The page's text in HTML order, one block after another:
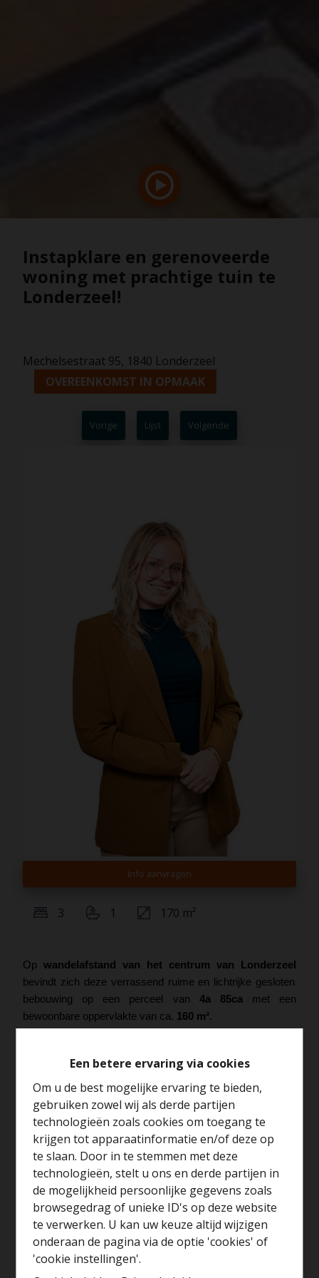
Een betere ervaring via cookies
Om u de best mogelijke ervaring te bieden,
gebruiken zowel wij als derde partijen
technologieën zoals cookies om toegang te
krijgen tot apparaatinformatie en/of deze op
te slaan. Door in te stemmen met deze
technologieën, stelt u ons en derde partijen in
de mogelijkheid persoonlijke gegevens zoals
browsegedrag of unieke ID's op deze website
te verwerken. U kan uw keuze altijd wijzigen
onderaan de pagina via de optie 'cookies' of
'cookie instellingen'.
Instapklare en gerenoveerde
woning met prachtige tuin te
Londerzeel!
Mechelsestraat 95, 1840 Londerzeel
OVEREENKOMST IN OPMAAK
Vorige Lijst Volgende
Info aanvragen
3 1 170 m²
Op wandelafstand van het centrum van Londerzeel
bevindt zich deze verrassend ruime en lichtrijke gesloten
bebouwing op een perceel van 4a 85camet een
bewoonbare oppervlakte van ca. 160 m².
intrekken. In2016werd de volledige achterbouw vernieuwd
waarbij de oude koterijen plaats maakten voor een
moderne open leefruimte metgroot schuifraam
lichtkoepelen veel natuurlijke lichtinval. De open keuken
werd vernieuwd in2017en is voorzien van alle comfort en
veel opbergruimte. Er zijn 2 toilleten
De woning beschikt momenteel over 2 zeer ruime
slaapkamers, met mogelijkheid om eenvoudig extra
kamers te creëren. De badkamer werd eveneens volledig
vernieuwd in2016 en is uitgerust met een ligbad en ruime
inloopdouche.
Buiten geniet u van een
Benieuwd naar de
waarde van je huis?
Gratis schatting